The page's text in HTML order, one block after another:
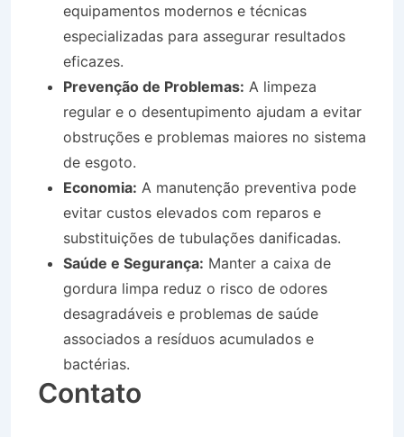
equipamentos modernos e técnicas
especializadas para assegurar resultados
eficazes.
Prevenção de Problemas: A limpeza
regular e o desentupimento ajudam a evitar
obstruções e problemas maiores no sistema
de esgoto.
Economia: A manutenção preventiva pode
evitar custos elevados com reparos e
substituições de tubulações danificadas.
Saúde e Segurança: Manter a caixa de
gordura limpa reduz o risco de odores
desagradáveis e problemas de saúde
associados a resíduos acumulados e
bactérias.
Contato